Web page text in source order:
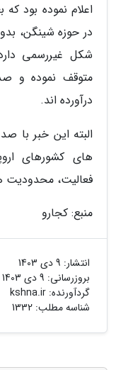
اعلام نموده بود
در حوزه شینگن،
شکل غیررسمی
متوقف نموده و
درآورده اند.
البته این خبر با
های کشورهای
فعالیت، محدودیت
منبع: کجارو
انتشار: 9 دی 1403
بروزرسانی: 9 دی 1403
گردآورنده: kshna.ir
شناسه مطلب: 1332